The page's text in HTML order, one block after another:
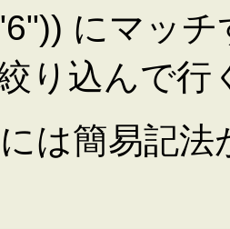
にマッ
り込んで行
は簡易記